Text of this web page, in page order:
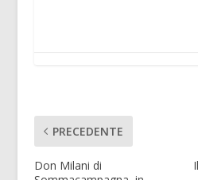
PRECEDENTE
Don Milani di